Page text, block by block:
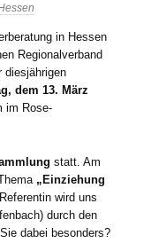
in Hessen
Regionalverband
diesjährigen
dem 13. März
im Rose-
statt. Am
„Einziehung
wird uns
durch den
dabei besonders?